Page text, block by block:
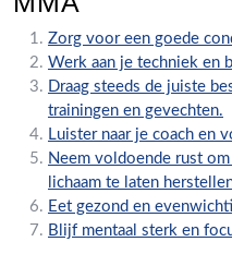
Zorg voor een goede
Werk aan je techniek en
Draag steeds de juiste
trainingen en gevechten.
Luister naar je coach en
Neem voldoende rust
lichaam te laten
Eet gezond en
Blijf mentaal sterk en